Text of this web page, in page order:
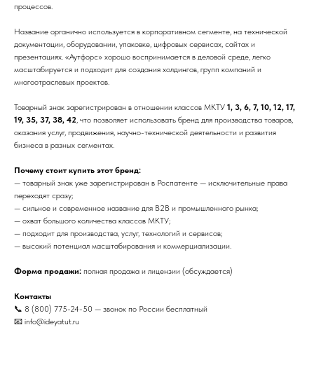
процессов.
Название органично используется в корпоративном сегменте, на технической
документации, оборудовании, упаковке, цифровых сервисах, сайтах и
презентациях. «Аутфорс» хорошо воспринимается в деловой среде, легко
масштабируется и подходит для создания холдингов, групп компаний и
многоотраслевых проектов.
Товарный знак зарегистрирован в отношении классов МКТУ 1, 3, 6, 7, 10, 12, 17,
19, 35, 37, 38, 42, что позволяет использовать бренд для производства товаров,
оказания услуг, продвижения, научно-технической деятельности и развития
бизнеса в разных сегментах.
Почему стоит купить этот бренд:
— товарный знак уже зарегистрирован в Роспатенте — исключительные права
переходят сразу;
— сильное и современное название для B2B и промышленного рынка;
— охват большого количества классов МКТУ;
— подходит для производства, услуг, технологий и сервисов;
— высокий потенциал масштабирования и коммерциализации.
Форма продажи: полная продажа и лицензии (обсуждается)
Контакты
📞 8 (800) 775-24-50 — звонок по России бесплатный
📧 info@ideyatut.ru